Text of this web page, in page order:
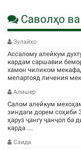
Саволҳо
Зулайхо
Ассалому алейкум
кардам саршавии
хамон чиликом
мепартояд личения
Алишер
Салом алейкум
зиндаги дорем соҳиби
ҳаруз ҷангу ҷанҷол ба
карда ....
Саида